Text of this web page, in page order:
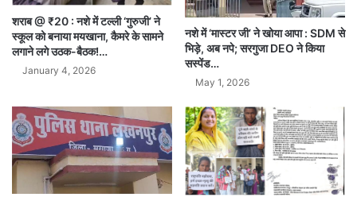
शराब @ ₹20 : नशे में टल्ली ‘गुरुजी’ ने
स्कूल को बनाया मयखाना, कैमरे के सामने
लगाने लगे उठक-बैठक!…
January 4, 2026
नशे में ‘मास्टर जी’ ने खोया आपा : SDM से
भिड़े, अब नपे; सरगुजा DEO ने किया
सस्पेंड…
May 1, 2026